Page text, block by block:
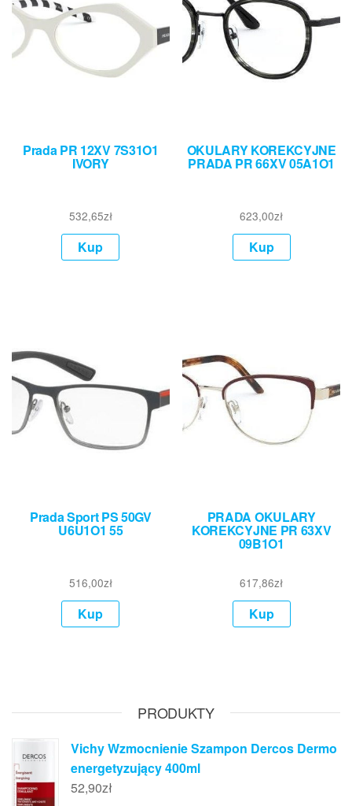
Prada PR 12XV 7S31O1
IVORY
532,65zł
Kup
OKULARY KOREKCYJNE
PRADA PR 66XV 05A1O1
623,00zł
Kup
Prada Sport PS 50GV
U6U1O1 55
516,00zł
Kup
PRADA OKULARY
KOREKCYJNE PR 63XV
09B1O1
617,86zł
Kup
PRODUKTY
Vichy Wzmocnienie Szampon Dercos Dermo
energetyzujący 400ml
52,90zł